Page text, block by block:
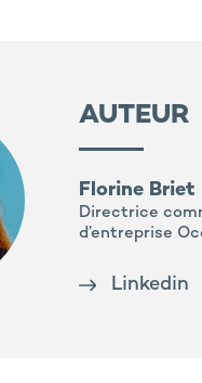
AUTEUR
Florine Briet
Directrice
d’entreprise
Linkedin